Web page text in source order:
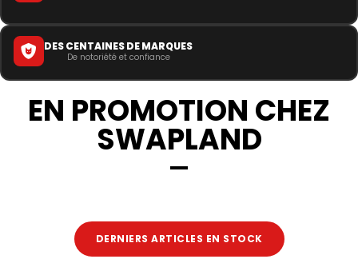
DES CENTAINES DE MARQUES
De notoriété et confiance
EN PROMOTION CHEZ
SWAPLAND
DERNIERS ARTICLES EN STOCK